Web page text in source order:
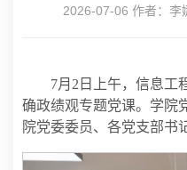
2026-07-06 作者：李
7月2日上午，信息工
确政绩观专题党课。学院
院党委委员、各党支部书